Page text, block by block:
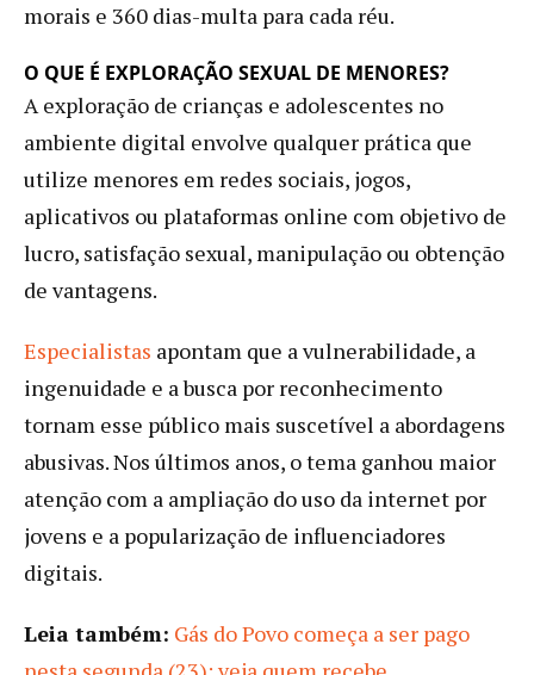
morais e 360 dias-multa para cada réu.
O QUE É EXPLORAÇÃO SEXUAL DE MENORES?
A exploração de crianças e adolescentes no
ambiente digital envolve qualquer prática que
utilize menores em redes sociais, jogos,
aplicativos ou plataformas online com objetivo de
lucro, satisfação sexual, manipulação ou obtenção
de vantagens.
Especialistas apontam que a vulnerabilidade, a
ingenuidade e a busca por reconhecimento
tornam esse público mais suscetível a abordagens
abusivas. Nos últimos anos, o tema ganhou maior
atenção com a ampliação do uso da internet por
jovens e a popularização de influenciadores
digitais.
Leia também: Gás do Povo começa a ser pago